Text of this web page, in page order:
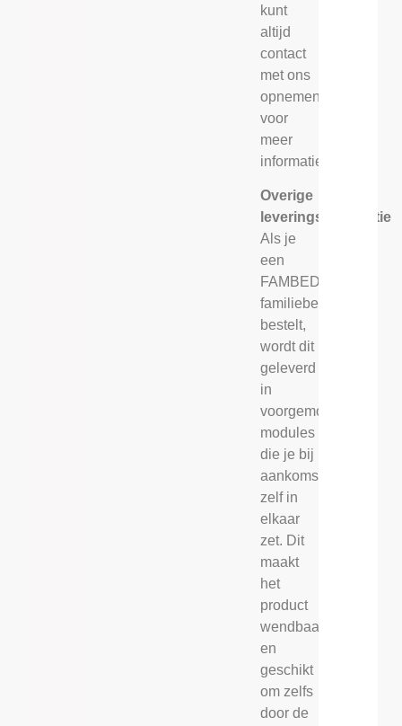
kunt
altijd
contact
met ons
opnemen
voor
meer
informatie.
Overige
leveringsinformatie
Als je
een
FAMBED®
familiebed
bestelt,
wordt dit
geleverd
in
voorgemonteerde
modules
die je bij
aankomst
zelf in
elkaar
zet. Dit
maakt
het
product
wendbaar
en
geschikt
om zelfs
door de